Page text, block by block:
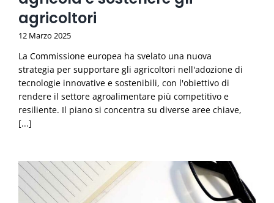
agricoltori
12 Marzo 2025
La Commissione europea ha svelato una nuova
strategia per supportare gli agricoltori nell'adozione di
tecnologie innovative e sostenibili, con l'obiettivo di
rendere il settore agroalimentare più competitivo e
resiliente. Il piano si concentra su diverse aree chiave,
[...]